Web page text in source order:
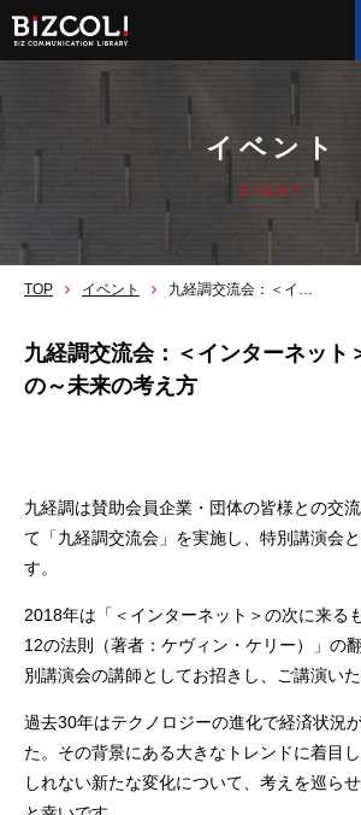
イベント
EVENT
TOP イベント 九経調交流会：＜インターネット＞の次に来るもの～未来の考え方
九経調交流会：＜インターネット
の～未来の考え方
九経調は賛助会員企業・団体の皆様との交
て「九経調交流会」を実施し、特別講演会
す。
2018年は「＜インターネット＞の次に来る
12の法則（著者：ケヴィン・ケリー）」の
別講演会の講師としてお招きし、ご講演いた
過去30年はテクノロジーの進化で経済状況
た。その背景にある大きなトレンドに着目
しれない新たな変化について、考えを巡ら